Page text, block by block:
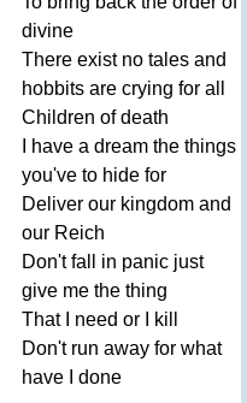
divine
There exist no tales and
hobbits are crying for all
Children of death
have a dream the things
you've to hide for
Deliver our kingdom and
our Reich
Don't fall in panic just
give me the thing
That
need or
kill
Don't run away for what
have
done